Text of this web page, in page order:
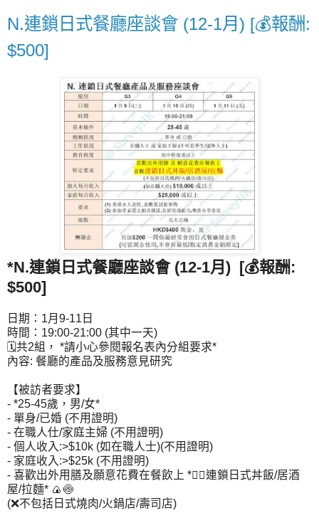
N.連鎖日式餐廳座談會 (12-1月) [💰報酬:
$500]
*N.連鎖日式餐廳座談會 (12-1月) [💰報酬:
$500]
日期：1月9-11日
時間：19:00-21:00 (其中一天)
🗓共2組， *請小心參閱報名表內分組要求*
內容: 餐廳的產品及服務意見研究
【被訪者要求】
- *25-45歲，男/女*
- 單身/已婚 (不用證明)
- 在職人仕/家庭主婦 (不用證明)
- 個人收入:>$10k (如在職人士)(不用證明)
- 家庭收入:>$25k (不用證明)
- 喜歡出外用膳及願意花費在餐飲上 *👉🏻連鎖日式丼飯/居酒
屋/拉麵* 🍙🍥
(❌不包括日式燒肉/火鍋店/壽司店)